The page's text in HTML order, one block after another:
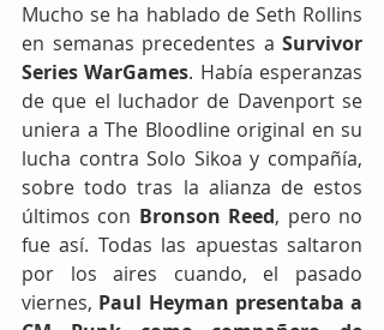
Mucho se ha hablado de Seth Rollins
en semanas precedentes a Survivor
Series WarGames. Había esperanzas
de que el luchador de Davenport se
uniera a The Bloodline original en su
lucha contra Solo Sikoa y compañía,
sobre todo tras la alianza de estos
últimos con Bronson Reed, pero no
fue así. Todas las apuestas saltaron
por los aires cuando, el pasado
viernes, Paul Heyman presentaba a